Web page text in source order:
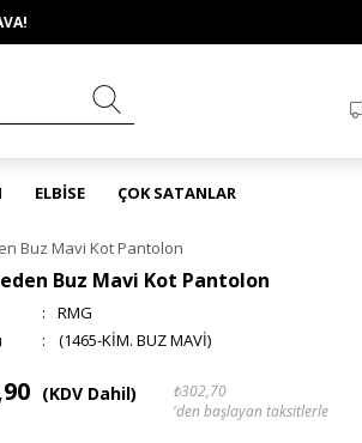
ELBİSE ÇOK SATANLAR
Buz Mavi Kot Pantolon
Buz Mavi Kot Pantolon
:
RMG
(1465-KİM. BUZ MAVİ)
(KDV Dahil)
₺302,70
'den başlayan taksitlerle